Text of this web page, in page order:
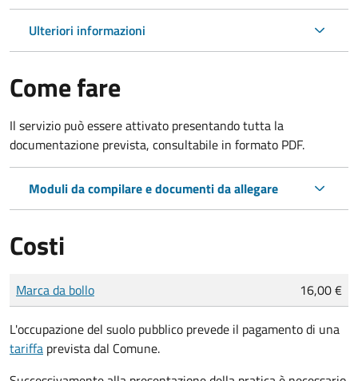
Ulteriori informazioni
Come fare
Il servizio può essere attivato presentando tutta la
documentazione prevista, consultabile in formato PDF.
Moduli da compilare e documenti da allegare
Costi
Tipo di pagamento
Importo
Marca da bollo 16,00 €
L'occupazione del suolo pubblico prevede il pagamento di una
tariffa prevista dal Comune.